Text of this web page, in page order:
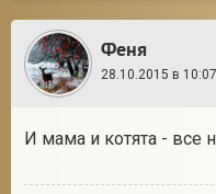
Феня
28.10.2015 в 10:07
И мама и котята - все